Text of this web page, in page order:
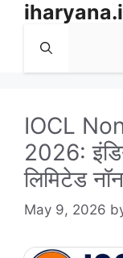
Skip
content
IOCL
2026:
लिमिटेड
May 9, 2026